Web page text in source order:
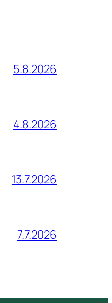
5.8.2026
4.8.2026
13.7.2026
7.7.2026